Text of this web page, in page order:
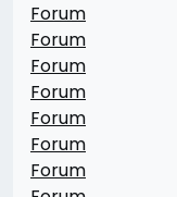
Forum
Forum
Forum
Forum
Forum
Forum
Forum